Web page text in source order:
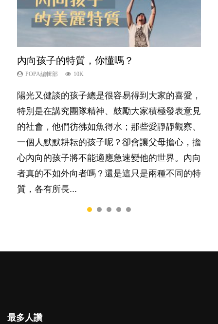
內向孩子的特質，你懂嗎？
POPA編輯部 10K
陽光又健談的孩子總是很容易得到大家的喜愛，
特別是在講究團隊精神、鼓勵大家積極發表意見
的社會，他們彷彿如魚得水；那些愛靜靜觀察、
一個人默默耕耘的孩子呢？卻會讓父母擔心，擔
心內向的孩子將不能適應急速變他的世界。內向
者真的不如外向者嗎？還是這只是兩種不同的特
質，各有所長...
夫妻必看！經營婚姻，沒捷徑
POPA編輯部 22.9K
你是不是也曾經以為只要跟相愛的人結婚，就自
然能走到白頭，但生了孩子卻發現事情不如你所
料？ 經營婚姻，不如我們想像的簡單，卻也不
是大家說得那麼難。一起來認識婚姻的真相！...
想孩子學好外語，點做好？
POPA編輯部 9.9K
有人話學多種語言越早開始越好，有人卻說一時
間太多語言，會令孩子感到混淆，到底誰是誰
非？聽聽專家怎樣說，解開語言學習的迷思～...
新手父母不用怕
POPA編輯部 16.3K
相信許多人初為人父母，由懷孕開始到孩子呱呱
落地，心中都有數之不盡的問題～這裡一次過集
合我們以往製作過的相關短片。 這段路讓我們
跟你同行～...
孩子能力天注定？
POPA編輯部 7.9K
很多父母都希望孩子係個「叻仔叻女」，學業別
太差，日常自理井井有條。這樣的孩子是萬中無
一，還是魚與熊掌，不能兼得？...
最多人讚